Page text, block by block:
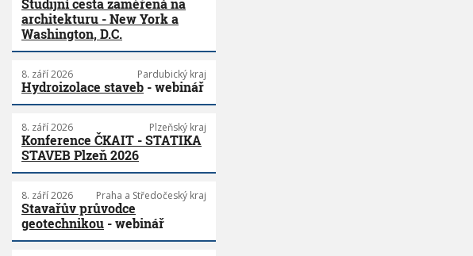
Studijní cesta zaměřená na
architekturu - New York a
Washington, D.C.
8. září 2026 Pardubický kraj
Hydroizolace staveb - webinář
8. září 2026 Plzeňský kraj
Konference ČKAIT - STATIKA
STAVEB Plzeň 2026
8. září 2026 Praha a Středočeský kraj
Stavařův průvodce
geotechnikou - webinář